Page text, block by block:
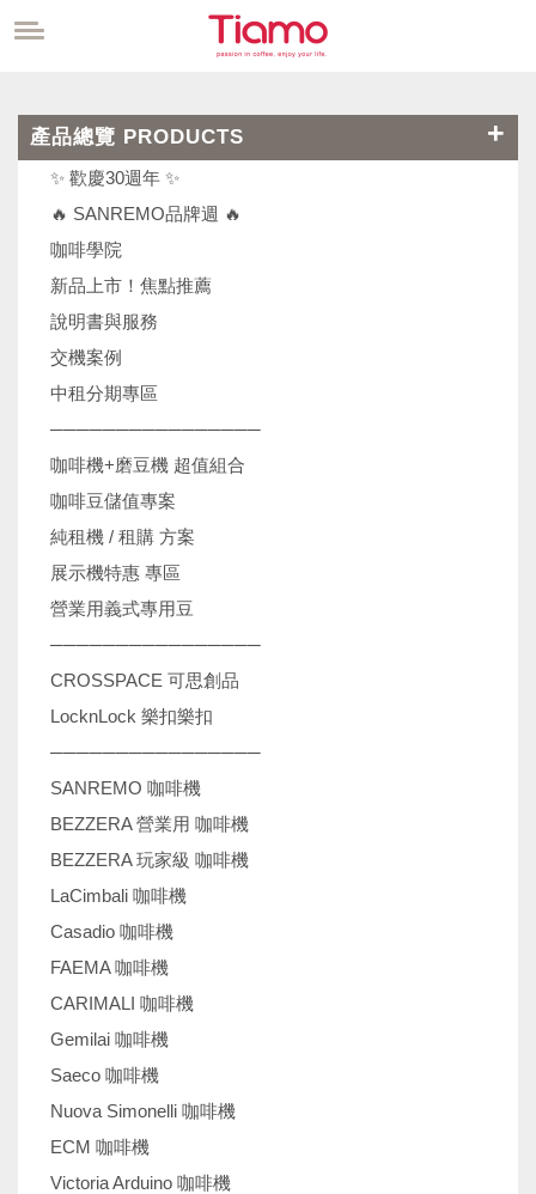
產品總覽 PRODUCTS
✨ 歡慶30週年 ✨
🔥 SANREMO品牌週 🔥
咖啡學院
新品上市！焦點推薦
說明書與服務
交機案例
中租分期專區
────────────────
咖啡機+磨豆機 超值組合
咖啡豆儲值專案
純租機 / 租購 方案
展示機特惠 專區
營業用義式專用豆
────────────────
CROSSPACE 可思創品
LocknLock 樂扣樂扣
────────────────
SANREMO 咖啡機
BEZZERA 營業用 咖啡機
BEZZERA 玩家級 咖啡機
LaCimbali 咖啡機
Casadio 咖啡機
FAEMA 咖啡機
CARIMALI 咖啡機
Gemilai 咖啡機
Saeco 咖啡機
Nuova Simonelli 咖啡機
ECM 咖啡機
Victoria Arduino 咖啡機